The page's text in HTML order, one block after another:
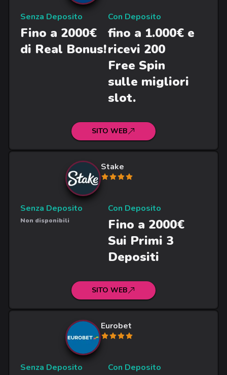
Senza Deposito
Fino a 2000€
di Real Bonus!
Con Deposito
fino a 1.000€ e
ricevi 200
Free Spin
sulle migliori
slot.
SITO WEB
Stake
Senza Deposito
Non disponibili
Con Deposito
Fino a 2000€
Sui Primi 3
Depositi
SITO WEB
Eurobet
Senza Deposito Con Deposito